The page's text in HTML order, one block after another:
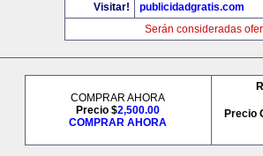
Visitar!
publicidadgratis.com
Serán consideradas
COMPRAR AHORA
Precio $2,500.00
COMPRAR AHORA
Precio